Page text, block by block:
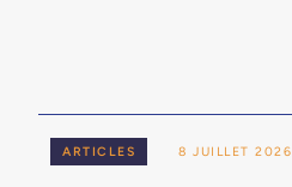
8 JUILLET 2026
ARTICLES